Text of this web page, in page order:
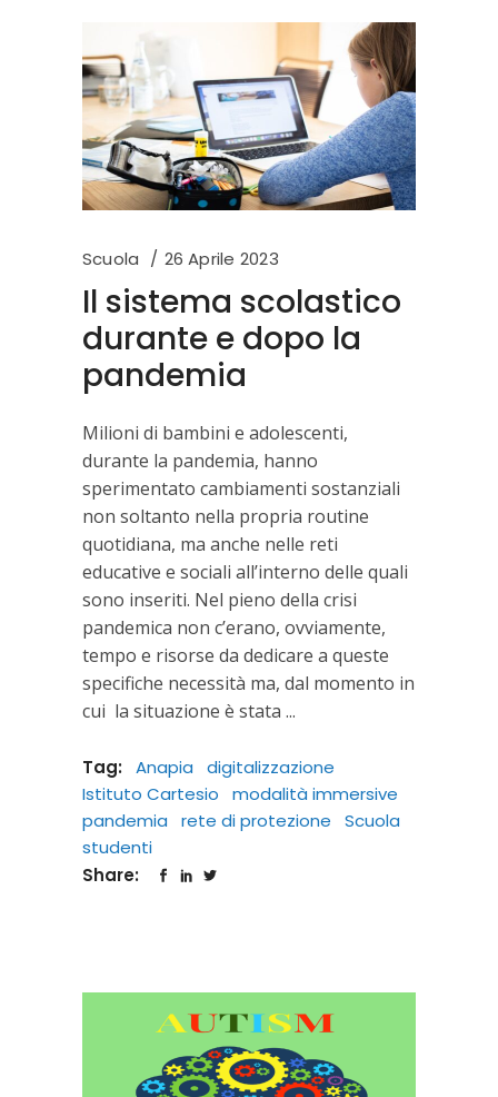
Scuola 26 Aprile 2023
Il sistema scolastico
durante e dopo la
pandemia
Milioni di bambini e adolescenti,
durante la pandemia, hanno
sperimentato cambiamenti sostanziali
non soltanto nella propria routine
quotidiana, ma anche nelle reti
educative e sociali all’interno delle quali
sono inseriti. Nel pieno della crisi
pandemica non c’erano, ovviamente,
tempo e risorse da dedicare a queste
specifiche necessità ma, dal momento in
cui la situazione è stata
Tag: Anapia
digitalizzazione
Istituto Cartesio
modalità immersive
pandemia
rete di protezione
Scuola
studenti
Share: